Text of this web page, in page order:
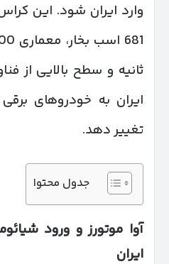
وارد ایران شود. این
ثانیه و سطح بالایی از
ایران به خودروهای
تغییر دهد.
جدول محتوا
آوا موتورز و ورود
ایران